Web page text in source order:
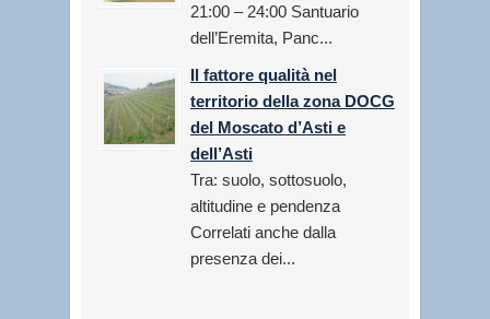
21:00 – 24:00 Santuario
dell’Eremita, Panc...
Il fattore qualità nel
territorio della zona DOCG
del Moscato d’Asti e
dell’Asti
Tra: suolo, sottosuolo,
altitudine e pendenza
Correlati anche dalla
presenza dei...